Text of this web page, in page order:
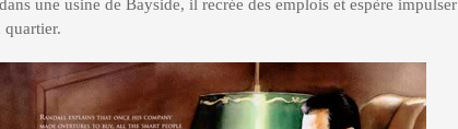
une usine de Bayside, il recrée des emplois et espère impulser